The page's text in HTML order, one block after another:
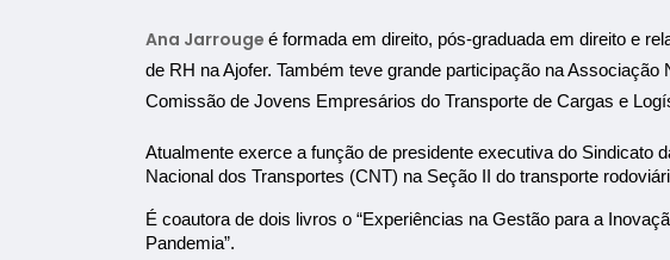
Ana Jarrouge é formada em direito, pós-graduada em direito e
de RH na Ajofer. Também teve grande participação na
Comissão de Jovens Empresários do Transporte de Cargas e
Atualmente exerce a função de presidente executiva do Sindicato
Nacional dos Transportes (CNT) na Seção II do transporte
É coautora de dois livros o “Experiências na Gestão para a
Pandemia”.